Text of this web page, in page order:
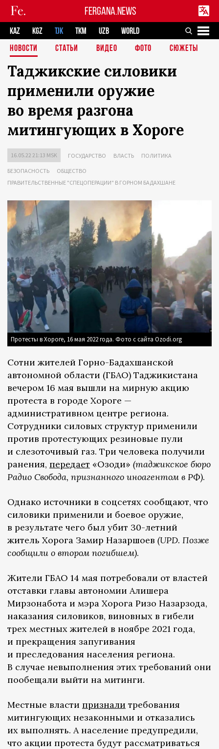
FERGANA.NEWS
KAZ KGZ TJK TKM UZB
WORLD
НОВОСТИ
СТАТЬИ ВИДЕО ФОТО СЮЖЕТЫ
Таджикские силовики
применили оружие
во время разгона
митингующих в Хороге
16.05.22 21:13 MSK ГОСУДАРСТВО ВЛАСТЬ ПОЛИТИКА
БЕЗОПАСНОСТЬ
ОБЩЕСТВО
ПРАВИТЕЛЬСТВЕННЫЕ "СПЕЦОПЕРАЦИИ" В ГОРНОМ БАДАХШАНЕ
Протесты в Хороге, 16 мая 2022 года. Фото с сайта Ozodi.org
Сотни жителей Горно-Бадахшанской
автономной области (ГБАО) Таджикистана
вечером 16 мая вышли на мирную акцию
протеста в городе Хороге —
административном центре региона.
Сотрудники силовых структур применили
против протестующих резиновые пули
и слезоточивый газ. Три человека получили
ранения, передает «Озоди» (таджикское бюро
Радио Свобода, признанного иноагентом в РФ).
Однако источники в соцсетях сообщают, что
силовики применили и боевое оружие,
в результате чего был убит 30-летний
житель Хорога Замир Назаршоев (UPD. Позже
сообщили о втором погибшем).
Жители ГБАО 14 мая потребовали от властей
отставки главы автономии Алишера
Мирзонабота и мэра Хорога Ризо Назарзода,
наказания силовиков, виновных в гибели
трех местных жителей в ноябре 2021 года,
и прекращения запугивания
и преследования населения региона.
В случае невыполнения этих требований они
пообещали выйти на митинги.
Местные власти признали требования
митингующих незаконными и отказались
их выполнять. А население предупредили,
что акции протеста будут рассматриваться